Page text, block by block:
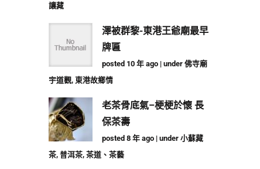
讓藏
澤被群黎-東港王爺廟最早
牌匾
posted 10 年 ago |under佛寺廟
宇道觀,東港故鄉情
老茶骨底氣–梗梗於懷 長
保茶壽
posted 8 年 ago |under小蘇藏
茶,普洱茶,茶道、茶藝